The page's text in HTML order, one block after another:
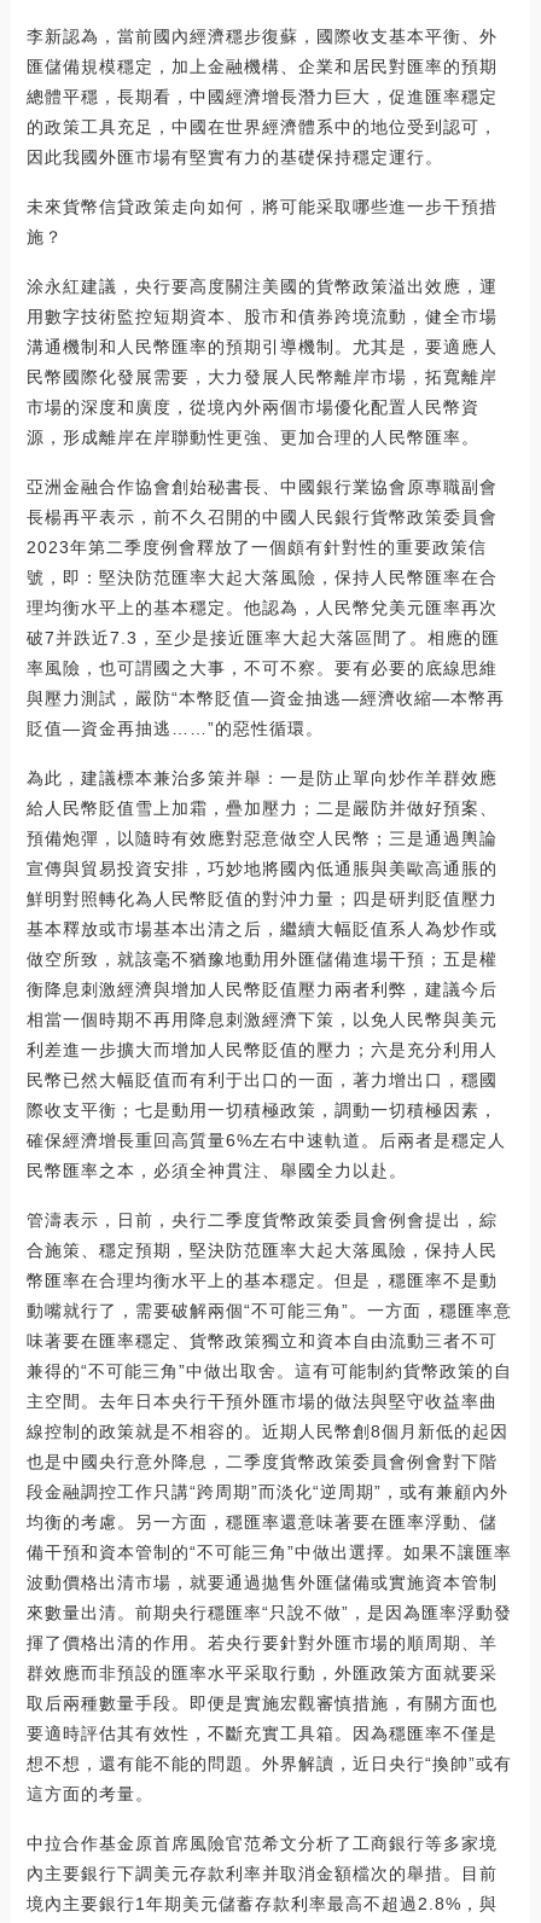
李新認為，當前國內經濟穩步復蘇，國際收支基本平衡、外
匯儲備規模穩定，加上金融機構、企業和居民對匯率的預期
總體平穩，長期看，中國經濟增長潛力巨大，促進匯率穩定
的政策工具充足，中國在世界經濟體系中的地位受到認可，
因此我國外匯市場有堅實有力的基礎保持穩定運行。
未來貨幣信貸政策走向如何，將可能采取哪些進一步干預措
施？
涂永紅建議，央行要高度關注美國的貨幣政策溢出效應，運
用數字技術監控短期資本、股市和債券跨境流動，健全市場
溝通機制和人民幣匯率的預期引導機制。尤其是，要適應人
民幣國際化發展需要，大力發展人民幣離岸市場，拓寬離岸
市場的深度和廣度，從境內外兩個市場優化配置人民幣資
源，形成離岸在岸聯動性更強、更加合理的人民幣匯率。
亞洲金融合作協會創始秘書長、中國銀行業協會原專職副會
長楊再平表示，前不久召開的中國人民銀行貨幣政策委員會
2023年第二季度例會釋放了一個頗有針對性的重要政策信
號，即：堅決防范匯率大起大落風險，保持人民幣匯率在合
理均衡水平上的基本穩定。他認為，人民幣兌美元匯率再次
破7并跌近7.3，至少是接近匯率大起大落區間了。相應的匯
率風險，也可謂國之大事，不可不察。要有必要的底線思維
與壓力測試，嚴防“本幣貶值—資金抽逃—經濟收縮—本幣再
貶值—資金再抽逃……”的惡性循環。
為此，建議標本兼治多策并舉：一是防止單向炒作羊群效應
給人民幣貶值雪上加霜，疊加壓力；二是嚴防并做好預案、
預備炮彈，以隨時有效應對惡意做空人民幣；三是通過輿論
宣傳與貿易投資安排，巧妙地將國內低通脹與美歐高通脹的
鮮明對照轉化為人民幣貶值的對沖力量；四是研判貶值壓力
基本釋放或市場基本出清之后，繼續大幅貶值系人為炒作或
做空所致，就該毫不猶豫地動用外匯儲備進場干預；五是權
衡降息刺激經濟與增加人民幣貶值壓力兩者利弊，建議今后
相當一個時期不再用降息刺激經濟下策，以免人民幣與美元
利差進一步擴大而增加人民幣貶值的壓力；六是充分利用人
民幣已然大幅貶值而有利于出口的一面，著力增出口，穩國
際收支平衡；七是動用一切積極政策，調動一切積極因素，
確保經濟增長重回高質量6%左右中速軌道。后兩者是穩定人
民幣匯率之本，必須全神貫注、舉國全力以赴。
管濤表示，日前，央行二季度貨幣政策委員會例會提出，綜
合施策、穩定預期，堅決防范匯率大起大落風險，保持人民
幣匯率在合理均衡水平上的基本穩定。但是，穩匯率不是動
動嘴就行了，需要破解兩個“不可能三角”。一方面，穩匯率意
味著要在匯率穩定、貨幣政策獨立和資本自由流動三者不可
兼得的“不可能三角”中做出取舍。這有可能制約貨幣政策的自
主空間。去年日本央行干預外匯市場的做法與堅守收益率曲
線控制的政策就是不相容的。近期人民幣創8個月新低的起因
也是中國央行意外降息，二季度貨幣政策委員會例會對下階
段金融調控工作只講“跨周期”而淡化“逆周期”，或有兼顧內外
均衡的考慮。另一方面，穩匯率還意味著要在匯率浮動、儲
備干預和資本管制的“不可能三角”中做出選擇。如果不讓匯率
波動價格出清市場，就要通過拋售外匯儲備或實施資本管制
來數量出清。前期央行穩匯率“只說不做”，是因為匯率浮動發
揮了價格出清的作用。若央行要針對外匯市場的順周期、羊
群效應而非預設的匯率水平采取行動，外匯政策方面就要采
取后兩種數量手段。即便是實施宏觀審慎措施，有關方面也
要適時評估其有效性，不斷充實工具箱。因為穩匯率不僅是
想不想，還有能不能的問題。外界解讀，近日央行“換帥”或有
這方面的考量。
中拉合作基金原首席風險官范希文分析了工商銀行等多家境
內主要銀行下調美元存款利率并取消金額檔次的舉措。目前
境內主要銀行1年期美元儲蓄存款利率最高不超過2.8%，與